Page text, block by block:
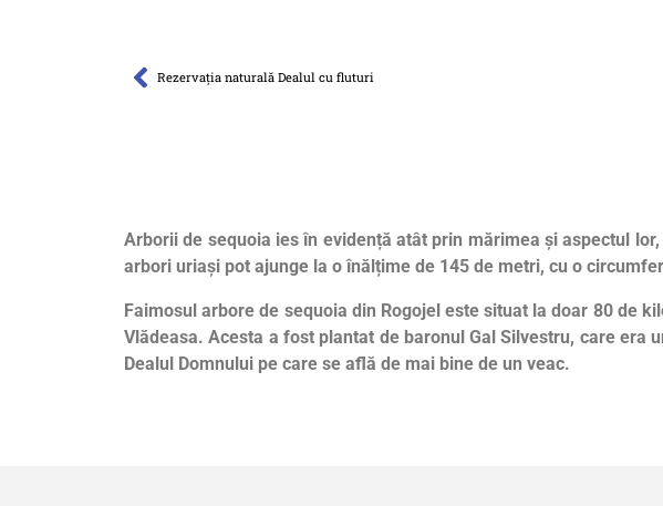
Rezervaţia naturală Dealul cu fluturi
Arborii de sequoia ies în evidență atât prin mărimea și aspectul
arbori uriași pot ajunge la o înălțime de 145 de metri, cu o
Faimosul arbore de sequoia din Rogojel este situat la doar 80 de
Vlădeasa. Acesta a fost plantat de baronul Gal Silvestru, care
Dealul Domnului pe care se află de mai bine de un veac.